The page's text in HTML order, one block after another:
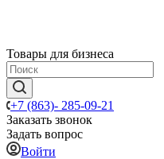
Товары для бизнеса
+7 (863)- 285-09-21
Заказать звонок
Задать вопрос
Войти